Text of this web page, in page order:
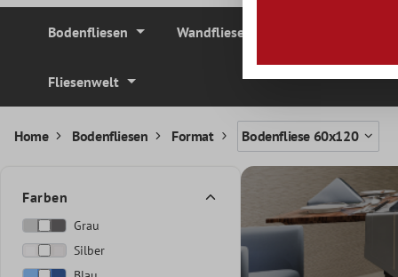
Bodenfliesen Wandfliesen
Fliesenwelt
Home Bodenfliesen Format Bodenfliese 60x120
Farben
Grau
Silber